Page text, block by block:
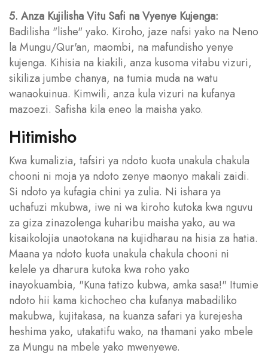
5. Anza Kujilisha Vitu Safi na Vyenye Kujenga:
Badilisha "lishe" yako. Kiroho, jaze nafsi yako na Neno
la Mungu/Qur'an, maombi, na mafundisho yenye
kujenga. Kihisia na kiakili, anza kusoma vitabu vizuri,
sikiliza jumbe chanya, na tumia muda na watu
wanaokuinua. Kimwili, anza kula vizuri na kufanya
mazoezi. Safisha kila eneo la maisha yako.
Hitimisho
Kwa kumalizia, tafsiri ya ndoto kuota unakula chakula
chooni ni moja ya ndoto zenye maonyo makali zaidi.
Si ndoto ya kufagia chini ya zulia. Ni ishara ya
uchafuzi mkubwa, iwe ni wa kiroho kutoka kwa nguvu
za giza zinazolenga kuharibu maisha yako, au wa
kisaikolojia unaotokana na kujidharau na hisia za hatia.
Maana ya ndoto kuota unakula chakula chooni ni
kelele ya dharura kutoka kwa roho yako
inayokuambia, "Kuna tatizo kubwa, amka sasa!" Itumie
ndoto hii kama kichocheo cha kufanya mabadiliko
makubwa, kujitakasa, na kuanza safari ya kurejesha
heshima yako, utakatifu wako, na thamani yako mbele
za Mungu na mbele yako mwenyewe.